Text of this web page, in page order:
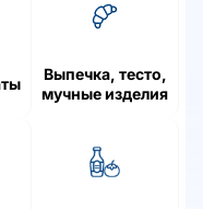
Выпечка, тесто,
мучные изделия